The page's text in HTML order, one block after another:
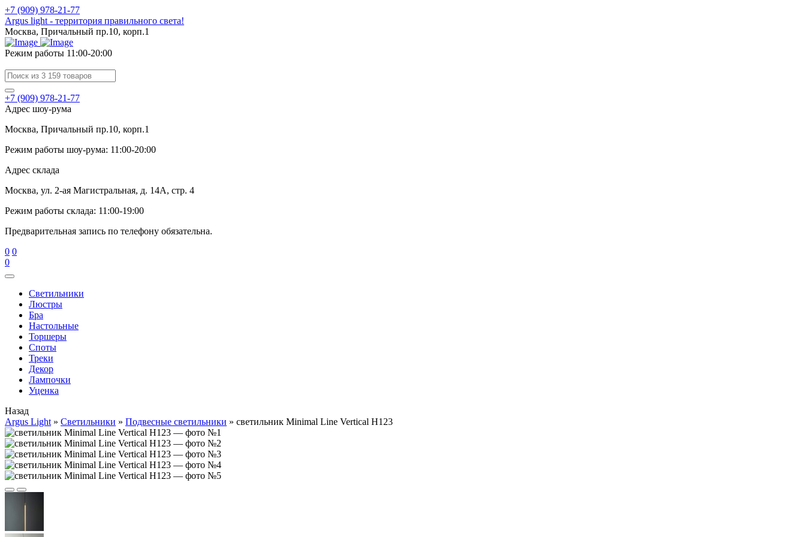
+7 (909) 978-21-77
Argus light - территория правильного света!
Москва, Причальный пр.10, корп.1
Режим работы 11:00-20:00
+7 (909) 978-21-77
Адрес шоу-рума
Москва, Причальный пр.10, корп.1
Режим работы шоу-рума: 11:00-20:00
Адрес склада
Москва, ул. 2-ая Магистральная, д. 14А, стр. 4
Режим работы склада: 11:00-19:00
Предварительная запись по телефону обязательна.
0 0
0
Cветильники
Люстры
Бра
Настольные
Торшеры
Споты
Треки
Декор
Лампочки
Уценка
Назад
Argus Light » Cветильники » Подвесные светильники » светильник Minimal Line Vertical H123